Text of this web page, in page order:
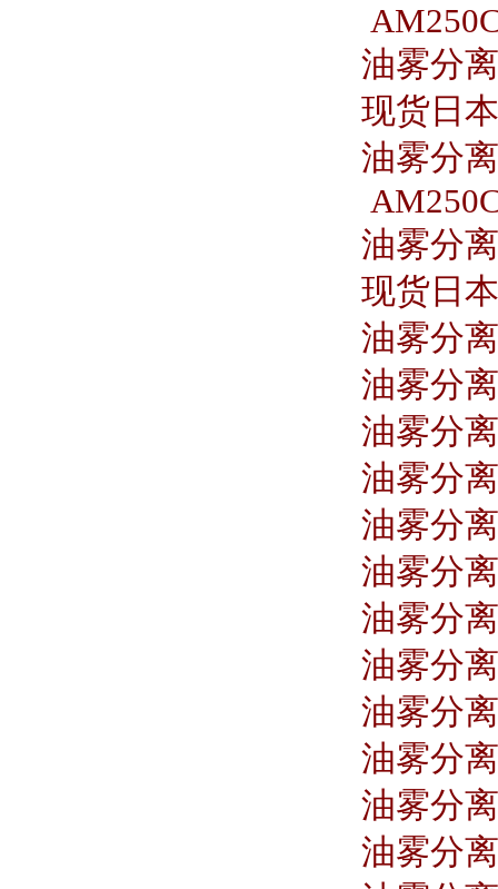
油雾分
现货日
油雾分
油雾分
现货日
油雾分
油雾分
油雾分
油雾分
油雾分
油雾分
油雾分
油雾分
油雾分
油雾分
油雾分
油雾分